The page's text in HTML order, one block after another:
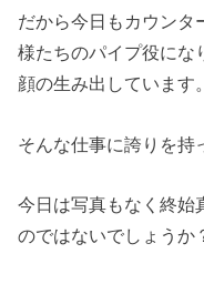
だから今日もカウンタ
様たちのパイプ役にな
顔の生み出しています。
そんな仕事に誇りを持
今日は写真もなく終始
のではないでしょうか